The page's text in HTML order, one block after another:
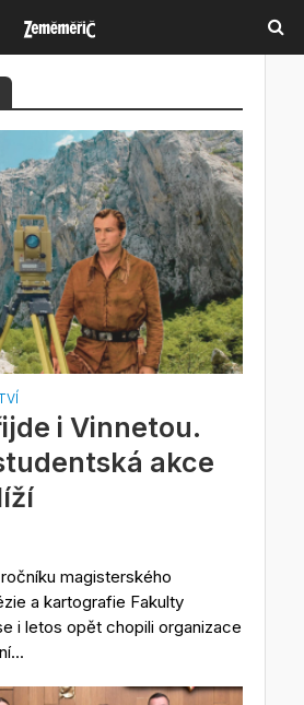
i Vinnetou.
akce
magisterského
a kartografie Fakulty
i letos opět chopili organizace